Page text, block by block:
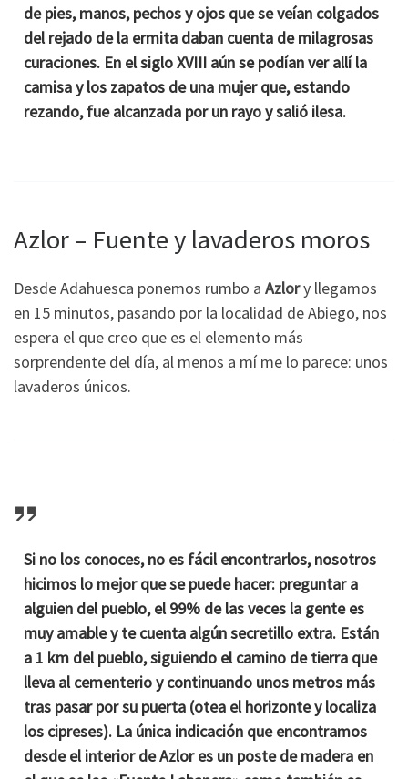
de pies, manos, pechos y ojos que se veían colgados
del rejado de la ermita daban cuenta de milagrosas
curaciones. En el siglo XVIII aún se podían ver allí la
camisa y los zapatos de una mujer que, estando
rezando, fue alcanzada por un rayo y salió ilesa.
Azlor – Fuente y lavaderos moros
Desde Adahuesca ponemos rumbo a Azlory llegamos
en 15 minutos, pasando por la localidad de Abiego, nos
espera el que creo que es el elemento más
sorprendente del día, al menos a mí me lo parece: unos
lavaderos únicos.
Si no los conoces, no es fácil encontrarlos, nosotros
hicimos lo mejor que se puede hacer: preguntar a
alguien del pueblo, el 99% de las veces la gente es
muy amable y te cuenta algún secretillo extra. Están
a 1 km del pueblo, siguiendo el camino de tierra que
lleva al cementerio y continuando unos metros más
tras pasar por su puerta (otea el horizonte y localiza
los cipreses). La única indicación que encontramos
desde el interior de Azlor es un poste de madera en